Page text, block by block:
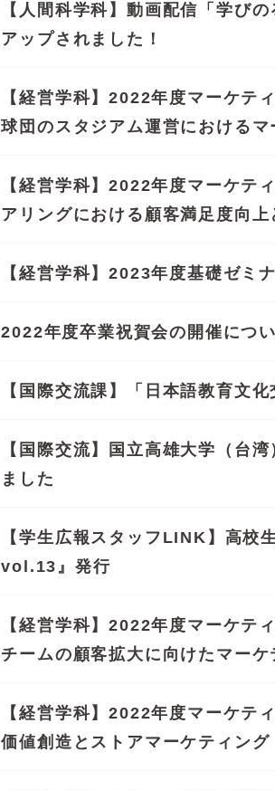
【人間科学科】動画配信「学び
アップされました！
【経営学科】2022年度マーケテ
球団のスタジアム運営における
【経営学科】2022年度マーケテ
アリングにおける顧客満足度向上
【経営学科】2023年度基礎ゼミ
2022年度卒業祝賀会の開催につ
【国際交流課】「日本語教育文
【国際交流】国立高雄大学（台
ました
【学生広報スタッフLINK】高校
vol.13』発行
【経営学科】2022年度マーケテ
チームの顧客拡大に向けたマーケ
【経営学科】2022年度マーケテ
価値創造とストアマーケティング